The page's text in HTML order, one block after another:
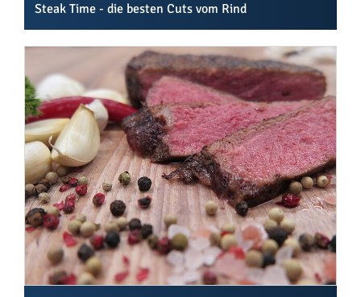
Steak Time - die besten Cuts vom Rind